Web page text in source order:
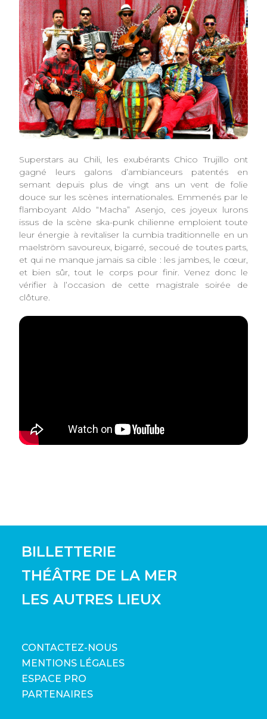
Superstars au Chili, les exubérants Chico Trujillo ont
gagné leurs galons d’ambianceurs patentés en
semant depuis plus de vingt ans un vent de folie
douce sur les scènes internationales. Emmenés par le
flamboyant Aldo “Macha” Asenjo, ces joyeux lurons
issus de la scène ska-punk chilienne emploient toute
leur énergie à revitaliser la cumbia traditionnelle en un
maelström savoureux, bigarré, secoué de toutes parts,
et qui ne manque jamais sa cible : les jambes, le cœur,
et bien sûr, tout le corps pour finir. Venez donc le
vérifier à l’occasion de cette magistrale soirée de
clôture.
BILLETTERIE
THÉÂTRE DE LA MER
LES AUTRES LIEUX
CONTACTEZ-NOUS
MENTIONS LÉGALES
ESPACE PRO
PARTENAIRES